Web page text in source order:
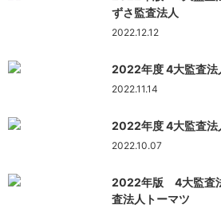
ずさ監査法人
2022.12.12
2022年度 4大監査法
2022.11.14
2022年度 4大監査法
2022.10.07
2022年版 4大監査
査法人トーマツ